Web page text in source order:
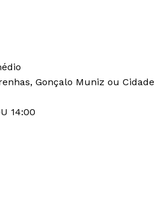
Gonçalo Muniz ou
14:00